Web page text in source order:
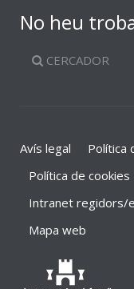
No heu
CERCADOR
Avís legal
Política
Política de cookies
Intranet regidors/
Mapa web